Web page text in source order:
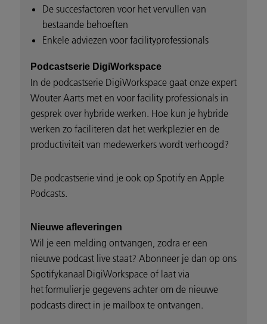
De succesfactoren voor het vervullen van
bestaande behoeften
Enkele adviezen voor facilityprofessionals
Podcastserie DigiWorkspace
In de podcastserie DigiWorkspace gaat onze expert
Wouter Aarts met en voor facility professionals in
gesprek over hybride werken. Hoe kun je hybride
werken zo faciliteren dat het werkplezier en de
productiviteit van medewerkers wordt verhoogd?
De podcastserie vind je ook op Spotify en Apple
Podcasts.
Nieuwe afleveringen
Wil je een melding ontvangen, zodra er een
nieuwe podcast live staat? Abonneer je dan op ons
Spotifykanaal DigiWorkspace of laat via
het formulier je gegevens achter om de nieuwe
podcasts direct in je mailbox te ontvangen.